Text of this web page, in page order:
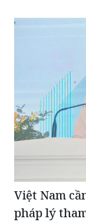
Việt Nam
pháp lý